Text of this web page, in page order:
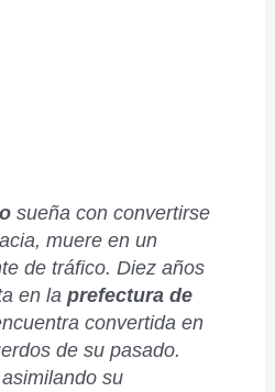
sueña con convertirse
muere en un
de tráfico. Diez años
en la prefectura de
convertida en
de su pasado.
su